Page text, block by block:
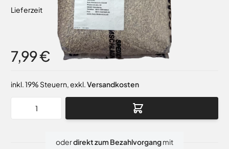
Lieferzeit 1-2 Werktage
7,99 €
inkl. 19% Steuern,exkl.Versandkosten
oderdirekt zum Bezahlvorgangmit